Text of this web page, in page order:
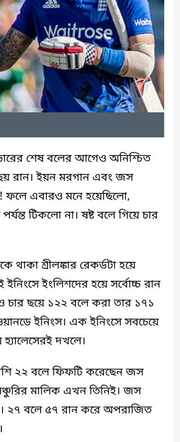
শেষ বলের আগেও অনিশ্চিত
রান। ইয়ন মরগান এবং জস
ফলে এবারও মনে হয়েছিলো,
টিকলো না। ষষ্ট বলে গিয়ে চার
শ্রীলঙ্কার রেকর্ডটা হয়ে
ইংলিশদের হয়ে সর্বোচ্চ রান
ও চার ছয়ে ১২২ বলে করা তার ১৭১
ইনিংস। এক ইনিংসে সবচেয়ে
দখলে।
২২ বলে ফিফটি করেছেন জস
মালিক এখন তিনিই। জস
২৭ বলে ৫৭ রান করে অপরাজিত